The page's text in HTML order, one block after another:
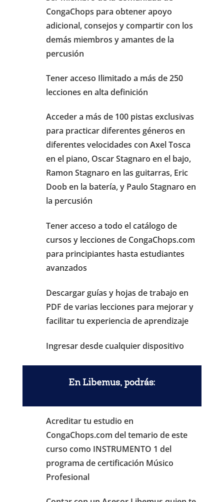
CongaChops para obtener apoyo
adicional, consejos y compartir con los
demás miembros y amantes de la
percusión
Tener acceso Ilimitado a más de 250
lecciones en alta definición
Acceder a más de 100 pistas exclusivas
para practicar diferentes géneros en
diferentes velocidades con Axel Tosca
en el piano, Oscar Stagnaro en el bajo,
Ramon Stagnaro en las guitarras, Eric
Doob en la batería, y Paulo Stagnaro en
la percusión
Tener acceso a todo el catálogo de
cursos y lecciones de CongaChops.com
para principiantes hasta estudiantes
avanzados
Descargar guías y hojas de trabajo en
PDF de varias lecciones para mejorar y
facilitar tu experiencia de aprendizaje
Ingresar desde cualquier dispositivo
En Libemus, podrás:
Acreditar tu estudio en
CongaChops.com del temario de este
curso como INSTRUMENTO 1 del
programa de certificación Músico
Profesional